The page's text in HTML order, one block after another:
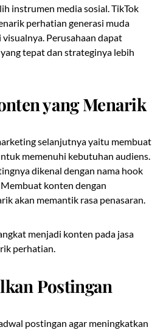
instrumen media sosial. TikTok
perhatian generasi muda
Perusahaan dapat
tepat dan strateginya lebih
yang Menarik
selanjutnya yaitu membuat
memenuhi kebutuhan audiens.
dikenal dengan nama hook
konten dengan
akan memantik rasa penasaran.
menjadi konten pada jasa
perhatian.
Postingan
postingan agar meningkatkan